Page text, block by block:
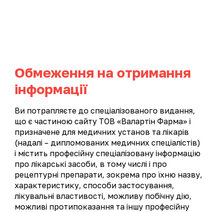
Афлазин®
Каталог продукції
Обмеження на отримання
інформації
Ви потрапляєте до спеціалізованого видання,
що є частиною сайту ТОВ «Валартін Фарма» і
призначене для медичних установ та лікарів
(надалі – дипломованих медичних спеціалістів)
і містить професійну спеціалізовану інформацію
про лікарські засоби, в тому числі і про
рецептурні препарати, зокрема про їхню назву,
характеристику, способи застосування,
лікувальні властивості, можливу побічну дію,
можливі протипоказання та іншу професійну